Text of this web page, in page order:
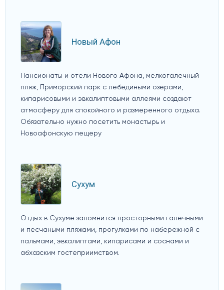
Новый Афон
Пансионаты и отели Нового Афона, мелкогалечный
пляж, Приморский парк с лебедиными озерами,
кипарисовыми и эвкалиптовыми аллеями создают
атмосферу для спокойного и размеренного отдыха.
Обязательно нужно посетить монастырь и
Новоафонскую пещеру
Сухум
Отдых в Сухуме запомнится просторными галечными
и песчаными пляжами, прогулками по набережной с
пальмами, эвкалиптами, кипарисами и соснами и
абхазским гостеприимством.